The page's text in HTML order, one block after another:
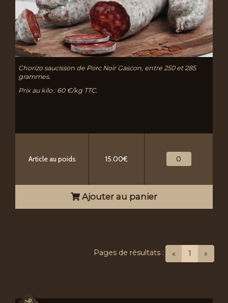
Chorizo saucisson de Porc Noir Gascon, entre 250 et 285
grammes.
Prix au kilo : 60 €/kg TTC.
Article au poids 15.00€
Ajouter au panier
« 1 (current)
»
Pages de résultats :